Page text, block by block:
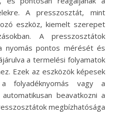
A presszosztát, mint
eszköz, kiemelt szerepet
A presszosztátok
nyomás pontos mérését és
a termelési folyamatok
Ezek az eszközök képesek
folyadéknyomás vagy a
beavatkozni a
megbízhatósága